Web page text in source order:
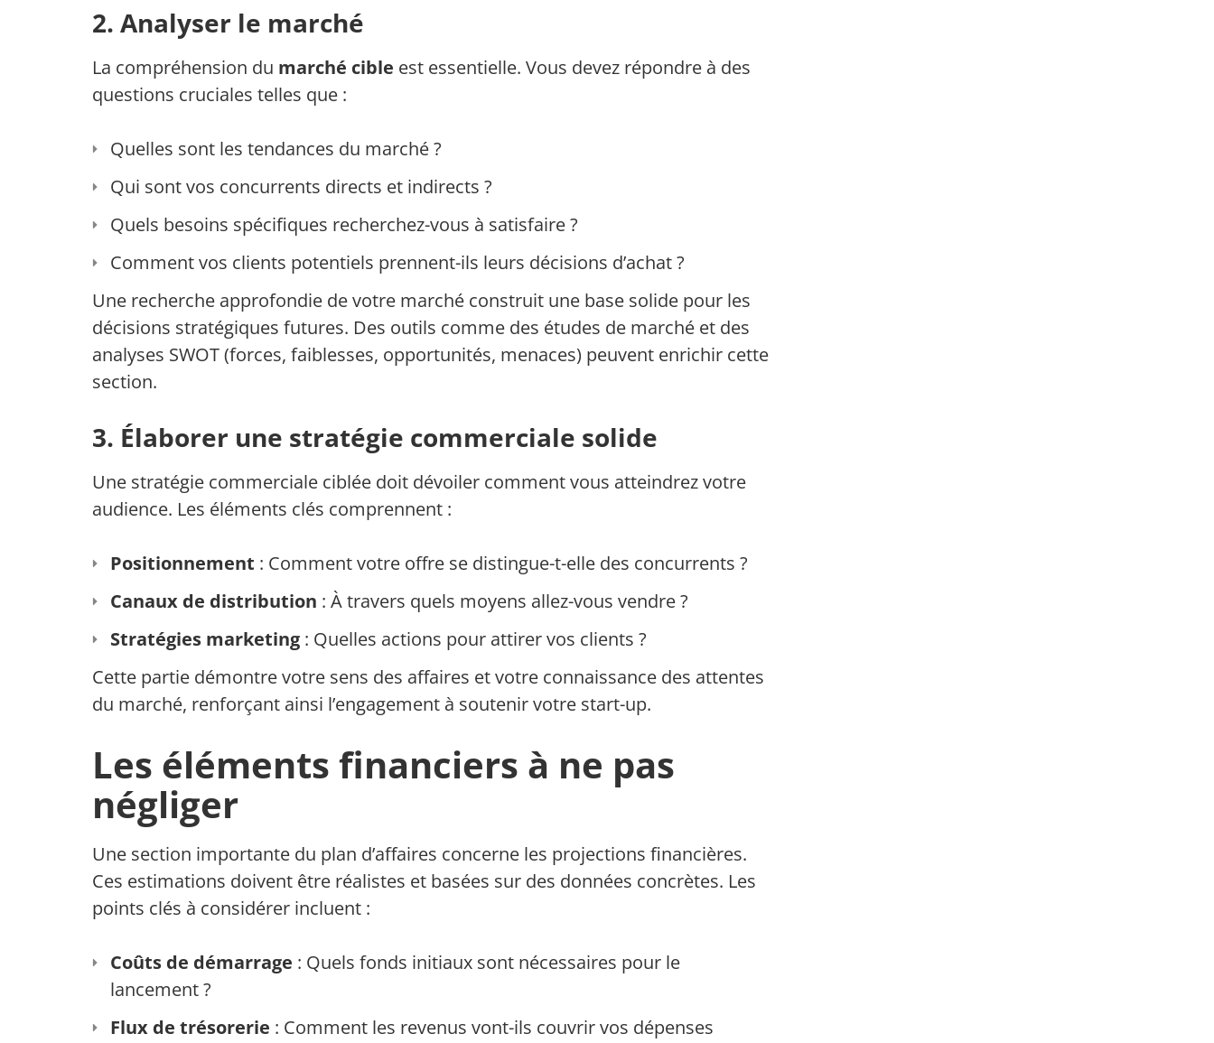
2. Analyser le marché
La compréhension du marché cible est essentielle. Vous devez répondre à des
questions cruciales telles que :
Quelles sont les tendances du marché ?
Qui sont vos concurrents directs et indirects ?
Quels besoins spécifiques recherchez-vous à satisfaire ?
Comment vos clients potentiels prennent-ils leurs décisions d’achat ?
Une recherche approfondie de votre marché construit une base solide pour les
décisions stratégiques futures. Des outils comme des études de marché et des
analyses SWOT (forces, faiblesses, opportunités, menaces) peuvent enrichir cette
section.
3. Élaborer une stratégie commerciale solide
Une stratégie commerciale ciblée doit dévoiler comment vous atteindrez votre
audience. Les éléments clés comprennent :
Positionnement : Comment votre offre se distingue-t-elle des concurrents ?
Canaux de distribution : À travers quels moyens allez-vous vendre ?
Stratégies marketing : Quelles actions pour attirer vos clients ?
Cette partie démontre votre sens des affaires et votre connaissance des attentes
du marché, renforçant ainsi l’engagement à soutenir votre start-up.
Les éléments financiers à ne pas
négliger
Une section importante du plan d’affaires concerne les projections financières.
Ces estimations doivent être réalistes et basées sur des données concrètes. Les
points clés à considérer incluent :
Coûts de démarrage : Quels fonds initiaux sont nécessaires pour le
lancement ?
Flux de trésorerie : Comment les revenus vont-ils couvrir vos dépenses